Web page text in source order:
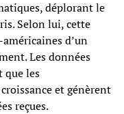
déplorant le
Selon lui, cette
d’un
Les données
que les
et génèrent
reçues.